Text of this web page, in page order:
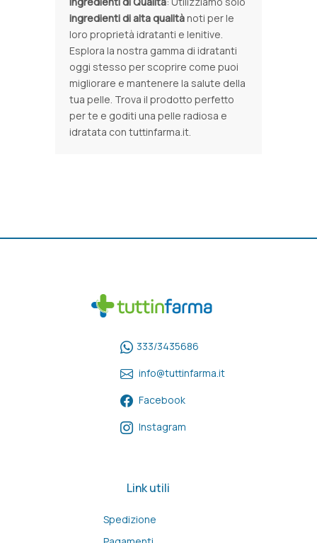
ingredienti di alta qualità noti per le
loro proprietà idratanti e lenitive.
Esplora la nostra gamma di idratanti
oggi stesso per scoprire come puoi
migliorare e mantenere la salute della
tua pelle. Trova il prodotto perfetto
per te e goditi una pelle radiosa e
idratata con tuttinfarma.it.
333/3435686
info@tuttinfarma.it
Facebook
Instagram
Link utili
Spedizione